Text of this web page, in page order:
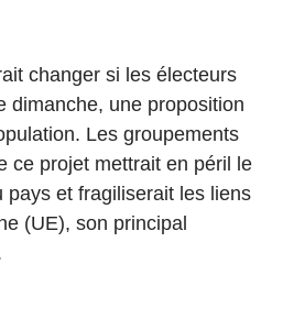
changer si les électeurs
dimanche, une proposition
Les groupements
ce projet mettrait en péril le
pays et fragiliserait les liens
(UE), son principal